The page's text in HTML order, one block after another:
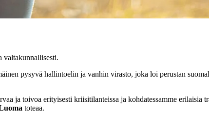
valtakunnallisesti.
pysyvä hallintoelin ja vanhin virasto, joka loi perustan
ja toivoa erityisesti kriisitilanteissa ja kohdatessamme erilaisia
toteaa.